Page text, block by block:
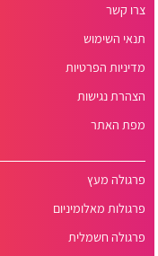
צרו קשר
תנאי השימוש
מדיניות הפרטיות
הצהרת נגישות
מפת האתר
פרגולה מעץ
פרגולות מאלומיניום
פרגולה חשמלית